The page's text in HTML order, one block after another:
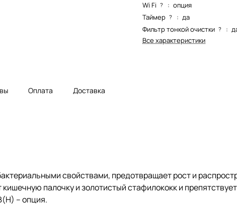
Wi Fi ? : опция
Таймер ? : да
Фильтр тонкой очистки ? :
Все характеристики
Оплата Доставка
свойствами, предотвращает рост и
палочку и золотистый стафилококк и
– опция.